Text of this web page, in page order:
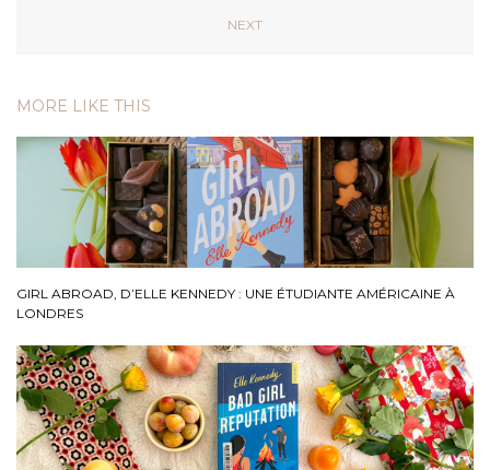
NEXT
MORE LIKE THIS
GIRL ABROAD, D’ELLE KENNEDY : UNE ÉTUDIANTE AMÉRICAINE À
LONDRES